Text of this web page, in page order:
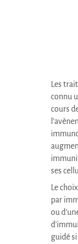
Les
connu
cours
ses
Le
par
ou
guidé